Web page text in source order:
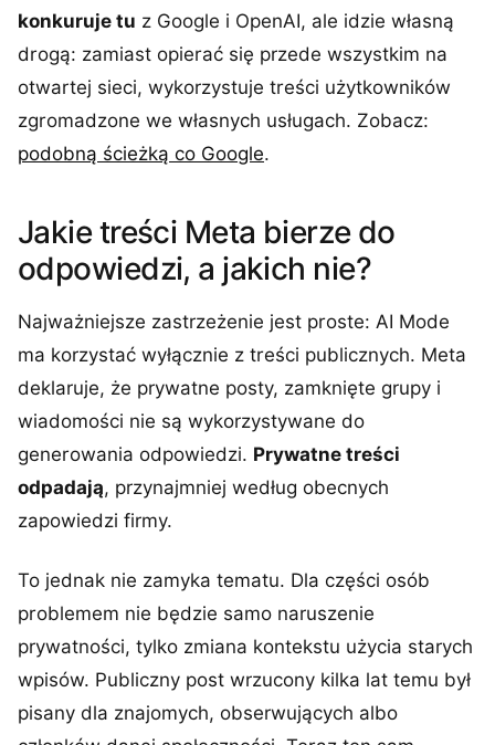
konkuruje tu z Google i OpenAI, ale idzie własną
drogą: zamiast opierać się przede wszystkim na
otwartej sieci, wykorzystuje treści użytkowników
zgromadzone we własnych usługach. Zobacz:
podobną ścieżką co Google.
Jakie treści Meta bierze do
odpowiedzi, a jakich nie?
Najważniejsze zastrzeżenie jest proste: AI Mode
ma korzystać wyłącznie z treści publicznych. Meta
deklaruje, że prywatne posty, zamknięte grupy i
wiadomości nie są wykorzystywane do
generowania odpowiedzi. Prywatne treści
odpadają, przynajmniej według obecnych
zapowiedzi firmy.
To jednak nie zamyka tematu. Dla części osób
problemem nie będzie samo naruszenie
prywatności, tylko zmiana kontekstu użycia starych
wpisów. Publiczny post wrzucony kilka lat temu był
pisany dla znajomych, obserwujących albo